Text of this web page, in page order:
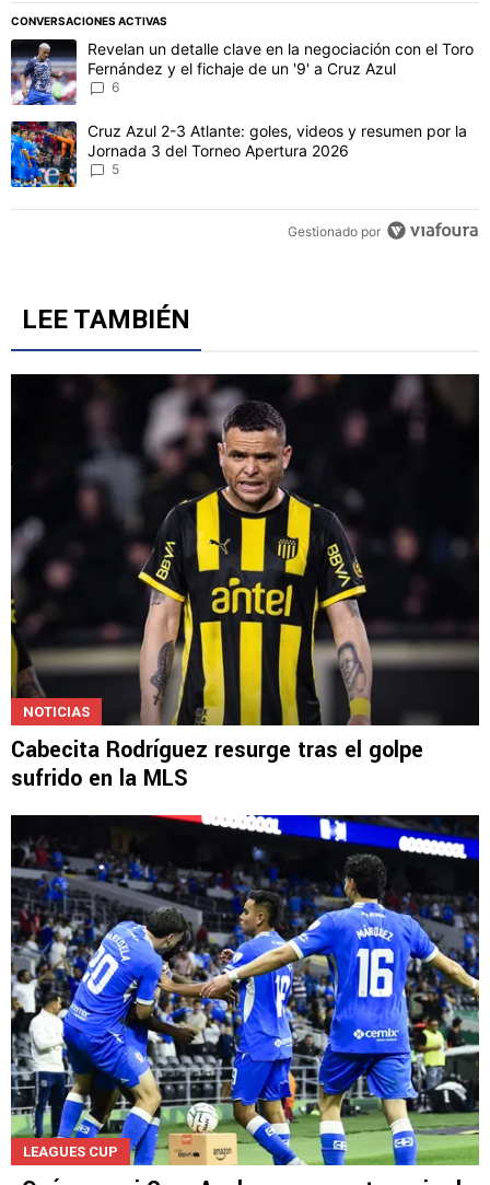
CONVERSACIONES ACTIVAS
Este listado muestra los artículos con más comentarios en los
Un artículo de tendencia con el título "Revelan un detalle clave
Revelan un detalle clave en la negociación con el Toro
Fernández y el fichaje de un '9' a Cruz Azul
Un artículo de tendencia con el título "Cruz Azul 2-3 Atlante:
Cruz Azul 2-3 Atlante: goles, videos y resumen por la
LEE TAMBIÉN
Cabecita Rodríguez resurge tras el golpe
sufrido en la MLS